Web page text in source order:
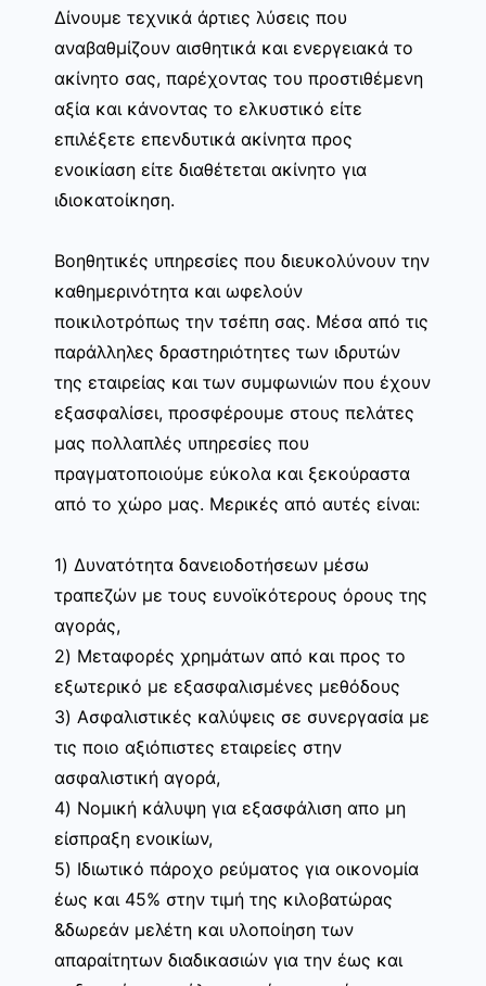
Δίνουμε τεχνικά άρτιες λύσεις που
αναβαθμίζουν αισθητικά και ενεργειακά το
ακίνητο σας, παρέχοντας του προστιθέμενη
αξία και κάνοντας το ελκυστικό είτε
επιλέξετε επενδυτικά ακίνητα προς
ενοικίαση είτε διαθέτεται ακίνητο για
ιδιοκατοίκηση.
Βοηθητικές υπηρεσίες που διευκολύνουν την
καθημερινότητα και ωφελούν
ποικιλοτρόπως την τσέπη σας. Μέσα από τις
παράλληλες δραστηριότητες των ιδρυτών
της εταιρείας και των συμφωνιών που έχουν
εξασφαλίσει, προσφέρουμε στους πελάτες
μας πολλαπλές υπηρεσίες που
πραγματοποιούμε εύκολα και ξεκούραστα
από το χώρο μας. Μερικές από αυτές είναι:
1) Δυνατότητα δανειοδοτήσεων μέσω
τραπεζών με τους ευνοϊκότερους όρους της
αγοράς,
2) Μεταφορές χρημάτων από και προς το
εξωτερικό με εξασφαλισμένες μεθόδους
3) Ασφαλιστικές καλύψεις σε συνεργασία με
τις ποιο αξιόπιστες εταιρείες στην
ασφαλιστική αγορά,
4) Νομική κάλυψη για εξασφάλιση απο μη
είσπραξη ενοικίων,
5) Ιδιωτικό πάροχο ρεύματος για οικονομία
έως και 45% στην τιμή της κιλοβατώρας
&δωρεάν μελέτη και υλοποίηση των
απαραίτητων διαδικασιών για την έως και